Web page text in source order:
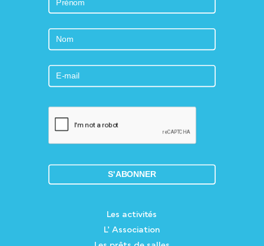
Les activités
L’ Association